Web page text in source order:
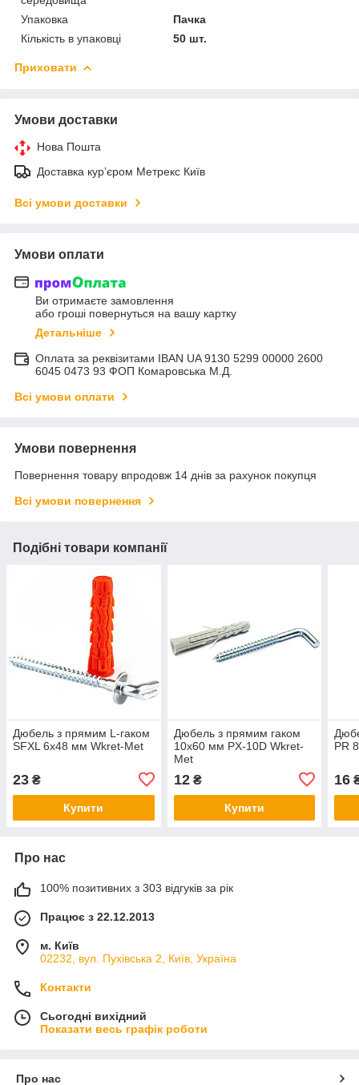
Упаковка
Пачка
Кількість в упаковці
50 шт.
Приховати
Умови доставки
Нова Пошта
Доставка курʼєром Метрекс Київ
Всі умови доставки
Умови оплати
Ви отримаєте замовлення
або гроші повернуться на вашу картку
Детальніше
Оплата за реквізитами IBAN UA 9130 5299 00000 2600
6045 0473 93 ФОП Комаровська М.Д.
Всі умови оплати
Умови повернення
Повернення товару впродовж 14 днів за рахунок покупця
Всі умови повернення
Подібні товари компанії
Дюбель з прямим L-гаком
SFXL 6х48 мм Wkret-Met
23 ₴
Купити
Дюбель з прямим гаком
10х60 мм PX-10D Wkret-
Met
12₴
Купити
PR
16
Про нас
100% позитивних з 303 відгуків за рік
Працює з 22.12.2013
м. Київ
02232, вул. Пухівська 2, Київ, Україна
Контакти
Сьогодні вихідний
Показати весь графік роботи
Про нас